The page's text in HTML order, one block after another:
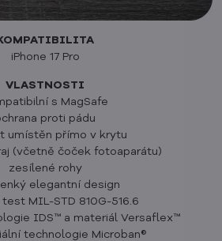
iPhone 17 Pro
VLASTNOSTI
s MagSafe
proti pádu
umístěn přímo v krytu
(včetně čoček fotoaparátu)
zesílené rohy
elegantní design
MIL-STD 810G-516.6
IDS™ a materiál Versaflex™
technologie Microban®